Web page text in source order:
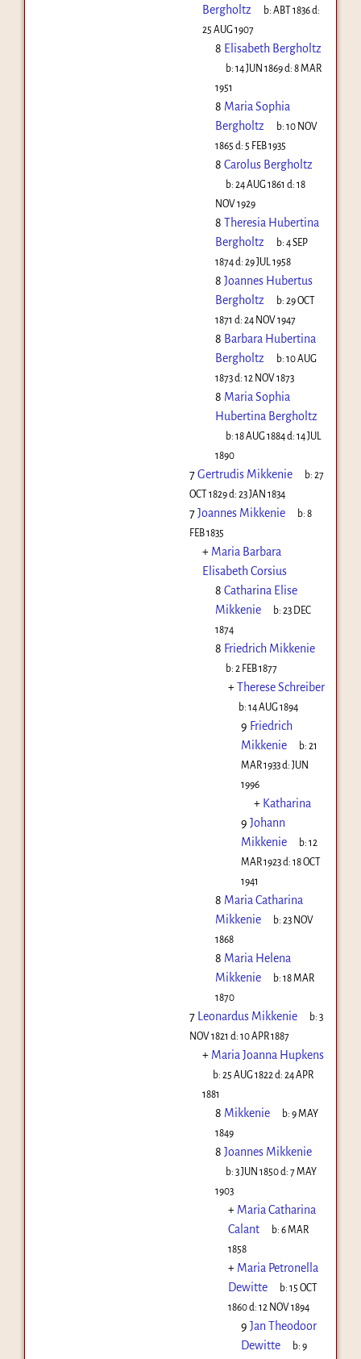
Bergholtz
b:ABT 1836d:
25 AUG 1907
8 Elisabeth Bergholtz
b:14 JUN 1869d:8 MAR
1951
8 Maria Sophia
Bergholtz
b:10 NOV
1865 d: 5 FEB 1935
8 Carolus Bergholtz
b:24 AUG 1861 d:18
NOV 1929
8 Theresia Hubertina
Bergholtz
b:4 SEP
1874d: 29 JUL 1958
8 Joannes Hubertus
Bergholtz
b:29 OCT
1871 d: 24 NOV 1947
8 Barbara Hubertina
Bergholtz
b:10 AUG
1873d: 12 NOV 1873
8 Maria Sophia
Hubertina Bergholtz
b:18 AUG 1884d:14 JUL
1890
7Gertrudis Mikkenie b:27
OCT 1829d: 23 JAN 1834
7Joannes Mikkenie b:8
FEB 1835
+ Maria Barbara
Elisabeth Corsius
8 Catharina Elise
Mikkenie
b:23 DEC
1874
8 Friedrich Mikkenie
b:2 FEB 1877
+Therese Schreiber
b:14 AUG 1894
9 Friedrich
Mikkenie
b:21
MAR 1933d: JUN
1996
+ Katharina
9 Johann
Mikkenie
b:12
MAR 1923d: 18 OCT
1941
8 Maria Catharina
Mikkenie
b:23 NOV
1868
8 Maria Helena
Mikkenie
b:18 MAR
1870
7 Leonardus Mikkenie b:3
NOV 1821 d: 10 APR 1887
+ Maria Joanna Hupkens
b:25 AUG 1822 d:24 APR
1881
8 Mikkenie b:9 MAY
1849
8 Joannes Mikkenie
b:3 JUN 1850d:7 MAY
1903
+ Maria Catharina
Calant
b:6 MAR
1858
+ Maria Petronella
Dewitte
b:15 OCT
1860d: 12 NOV 1894
9 Jan Theodoor
Dewitte
b:9